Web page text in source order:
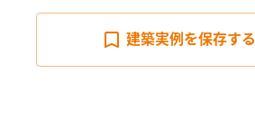
建築実例を保存する